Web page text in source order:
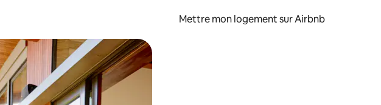
Mettre mon logement sur Airbnb